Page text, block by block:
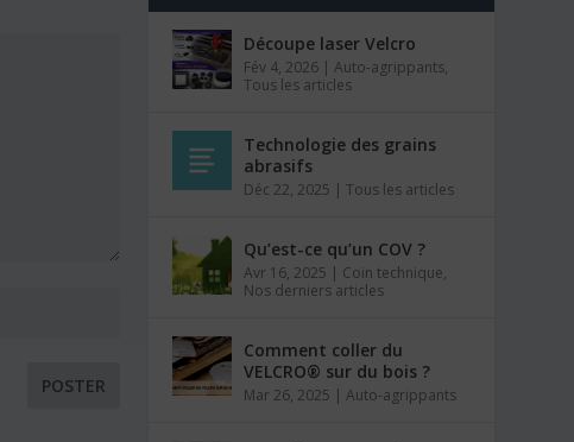
Découpe laser Velcro
Fév 4, 2026 |Auto-agrippants,
Tous les articles
Technologie des grains
abrasifs
Déc 22, 2025 |Tous les articles
Qu’est-ce qu’un COV ?
Avr 16, 2025 | Coin technique,
Nos derniers articles
Comment coller du
VELCRO® sur du bois ?
Mar 26, 2025 |Auto-agrippants